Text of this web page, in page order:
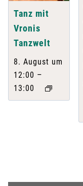
Tanz mit
Vronis
Tanzwelt
8. August um
12:00 –
13:00